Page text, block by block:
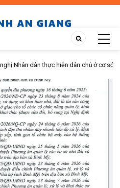
thực hiện dân chủ ở cơ sở quý II